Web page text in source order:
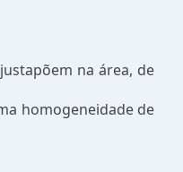
na área, de
homogeneidade de